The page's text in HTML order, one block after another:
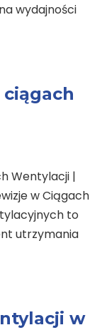
wydajności
Wentylacji |
w Ciągach
to
utrzymania
w